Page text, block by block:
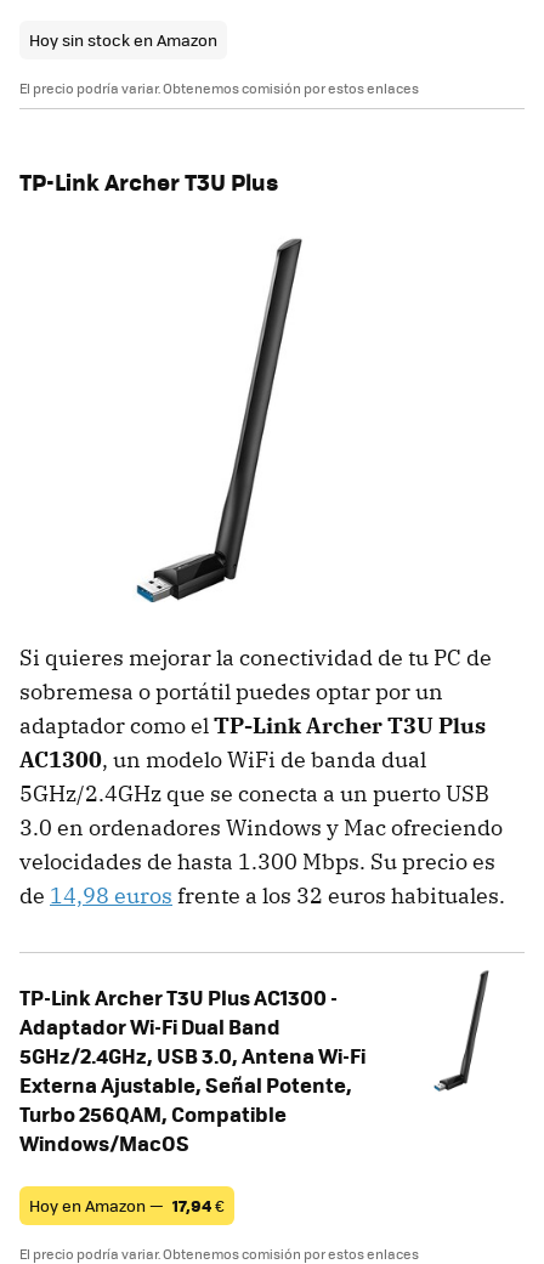
Hoy sin stock en Amazon
El precio podría variar. Obtenemos comisión por estos enlaces
TP-Link Archer T3U Plus
Si quieres mejorar la conectividad de tu PC de
sobremesa o portátil puedes optar por un
adaptador como elTP-Link Archer T3U Plus
AC1300, un modelo WiFi de banda dual
5GHz/2.4GHz que se conecta a un puerto USB
3.0 en ordenadores Windows y Mac ofreciendo
velocidades de hasta 1.300 Mbps. Su precio es
de 14,98 euros frente a los 32 euros habituales.
TP-Link Archer T3U Plus AC1300 -
Adaptador Wi-Fi Dual Band
5GHz/2.4GHz, USB 3.0, Antena Wi-Fi
Externa Ajustable, Señal Potente,
Turbo 256QAM, Compatible
Windows/MacOS
Hoy en Amazon — 17,94€
El precio podría variar. Obtenemos comisión por estos enlaces